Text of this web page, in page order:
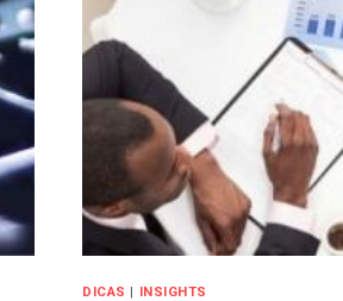
DICAS | INSIGHTS